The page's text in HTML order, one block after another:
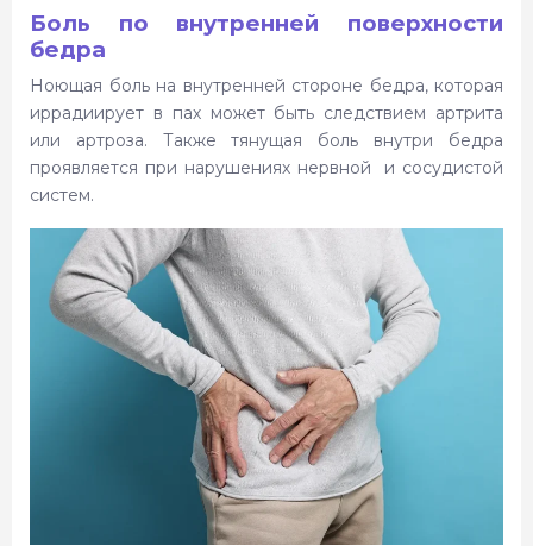
Боль по внутренней поверхности
бедра
Ноющая боль на внутренней стороне бедра, которая
иррадиирует в пах может быть следствием артрита
или артроза. Также тянущая боль внутри бедра
проявляется при нарушениях нервной и сосудистой
систем.